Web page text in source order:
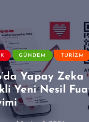
GÜNDEM TURIZM
Yapay Zeka
Yeni Nesil